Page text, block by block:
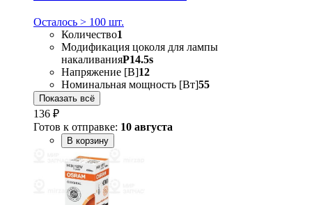
Осталось > 100 шт.
Количество1
Модификация цоколя для лампы
накаливанияP14.5s
Напряжение [В]12
Номинальная мощность [Вт]55
Показать всё
136 ₽
Готов к отправке: 10 августа
В корзину